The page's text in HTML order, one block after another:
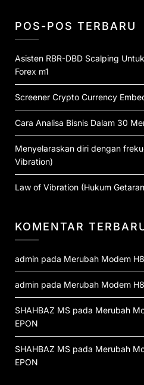
POS-POS TERBARU
Asisten RBR-DBD Scalping
Forex m1
Screener Crypto Currency
Cara Analisa Bisnis Dalam 30
Menyelaraskan diri dengan
Vibration)
Law of Vibration (Hukum
KOMENTAR
admin pada Merubah Modem
admin pada Merubah Modem
SHAHBAZ MS pada Merubah
EPON
SHAHBAZ MS pada Merubah
EPON